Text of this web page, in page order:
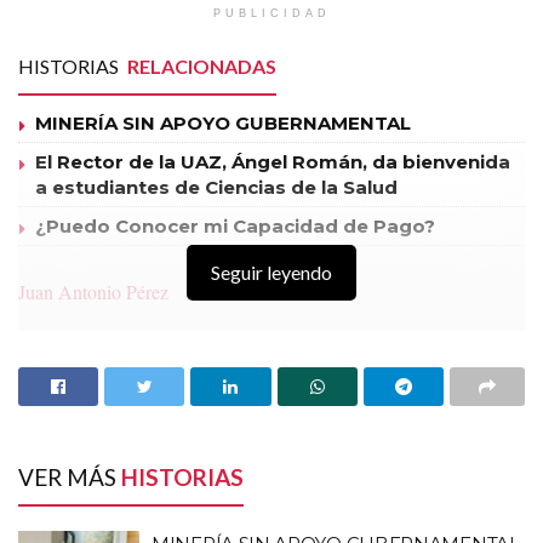
PUBLICIDAD
HISTORIAS RELACIONADAS
MINERÍA SIN APOYO GUBERNAMENTAL
El Rector de la UAZ, Ángel Román, da bienvenida
a estudiantes de Ciencias de la Salud
¿Puedo Conocer mi Capacidad de Pago?
Juan Antonio Pérez
es algo que te pueden quitar.
sindicalista con la patronal, no hay pirueta filosófica ni
Seguir leyendo
VER MÁS HISTORIAS